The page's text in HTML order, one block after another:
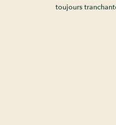
toujours